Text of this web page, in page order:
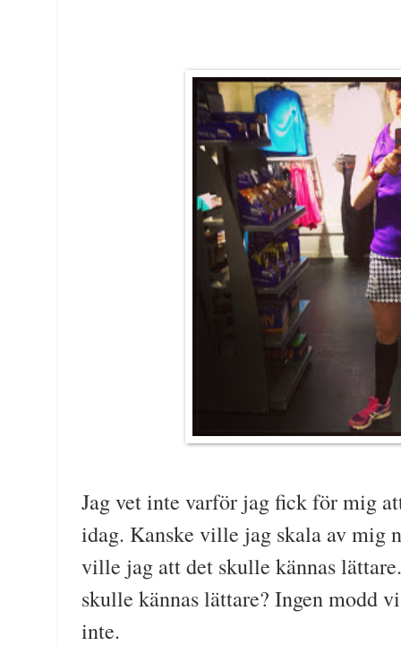
Jag vet inte varför jag fick för mig
idag. Kanske ville jag skala av mig
ville jag att det skulle kännas
skulle kännas lättare? Ingen modd
inte.